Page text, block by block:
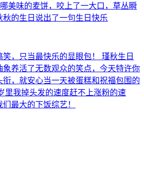
美味的麦饼，咬上了一大口，草丛瞬
的生日说出了一句生日快乐
，只当最快乐的显眼包！ 瑾秋生日
养活了无数观众的笑点，今天特许你
，就安心当一天被蛋糕和祝福包围的
里我掉头发的速度赶不上涨粉的速
最大的下饭综艺！